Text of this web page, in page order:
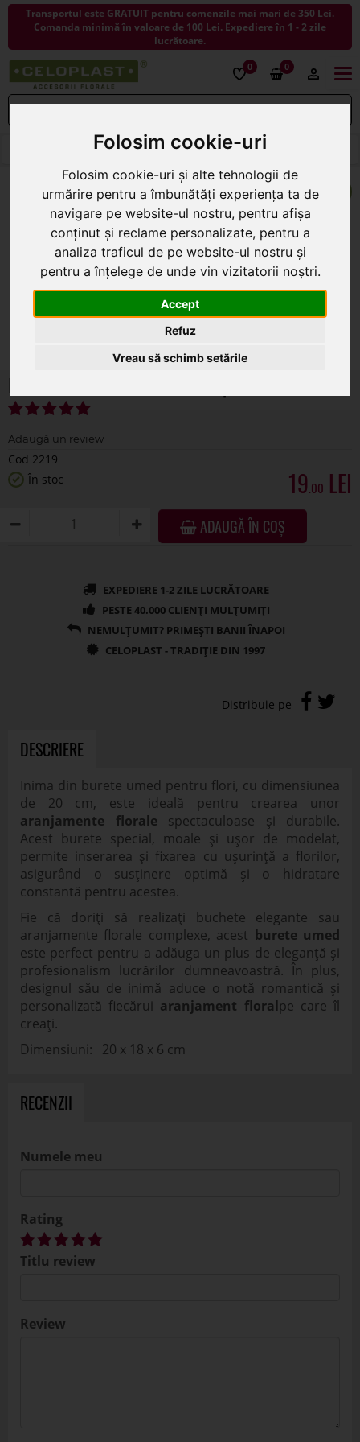
Folosim cookie-uri
Folosim cookie-uri și alte tehnologii de
urmărire pentru a îmbunătăți experiența ta de
navigare pe website-ul nostru, pentru afișa
conținut și reclame personalizate, pentru a
analiza traficul de pe website-ul nostru și
pentru a înțelege de unde vin vizitatorii noștri.
Accept
Refuz
Vreau să schimb setările
Transportul este GRATUIT pentru comenzile mai mari de 350 Lei.
Comanda minimă în valoare de 100 Lei. Expediere în 1 - 2 zile
lucrătoare.
0 0
< ÎNAPOI LA BURETE PENTRU FLORI
Inima 20 cm din burete umed pentru flori
Cod 2219
În stoc
19.00
ADAUGĂ ÎN COȘ
DESCRIERE
Inima din burete umed pentru flori, cu dimensiunea
de 20 cm, este ideală pentru crearea unor
aranjamente floralespectaculoase și durabile.
Acest burete special, moale și ușor de modelat,
permite inserarea și fixarea cu ușurință a florilor,
asigurând o susținere optimă și o hidratare
constantă pentru acestea.
Fie că doriți să realizați buchete elegante sau
aranjamente florale complexe, acest burete umed
este perfect pentru a adăuga un plus de eleganță și
profesionalism lucrărilor dumneavoastră. În plus,
designul său de inimă aduce o notă romantică și
personalizată fiecărui aranjament floralpe care îl
creați.
Dimensiuni: 20 x 18 x 6 cm
RECENZII
Numele meu
Rating
Titlu review
Review